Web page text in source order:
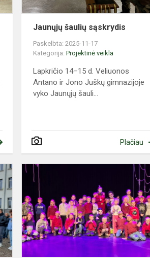
Jaunųjų šaulių sąskrydis
Paskelbta: 2025-11-17
Kategorija:Projektinė veikla
Lapkričio 14–15 d. Veliuonos
Antano ir Jono Juškų gimnazijoje
vyko Jaunųjų šauli...
Plačiau
Varžybos
prevencine
tema